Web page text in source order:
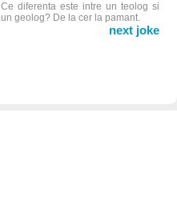
Ce diferenta este intre un teolog si
un geolog? De la cer la pamant.
next joke